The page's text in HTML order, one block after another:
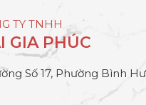
TY TNHH
GIA PHÚC
Số 17, Phường Bình